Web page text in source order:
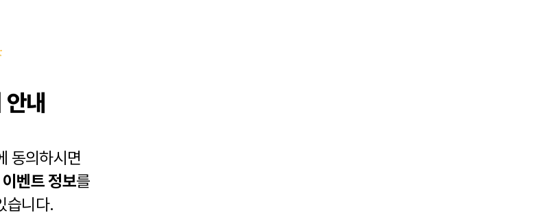
내
동의하시면
이벤트 정보를
습니다.